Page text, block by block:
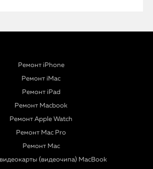
Ремонт iPhone
Ремонт iMac
Ремонт iPad
Ремонт Macbook
Ремонт Apple Watch
Ремонт Mac Pro
Ремонт Mac
(видеочипа) MacBook